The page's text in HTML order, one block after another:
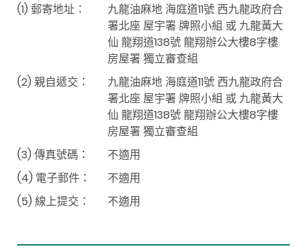
(1) 郵寄地址：
九龍油麻地 海庭道11號 西九龍政府合
署北座 屋宇署 牌照小組 或 九龍黃大
仙 龍翔道138號 龍翔辦公大樓8字樓
房屋署 獨立審查組
(2) 親自遞交：
九龍油麻地 海庭道11號 西九龍政府合
署北座 屋宇署 牌照小組 或 九龍黃大
仙 龍翔道138號 龍翔辦公大樓8字樓
房屋署 獨立審查組
(3) 傳真號碼：
不適用
(4) 電子郵件：
不適用
(5) 線上提交：
不適用